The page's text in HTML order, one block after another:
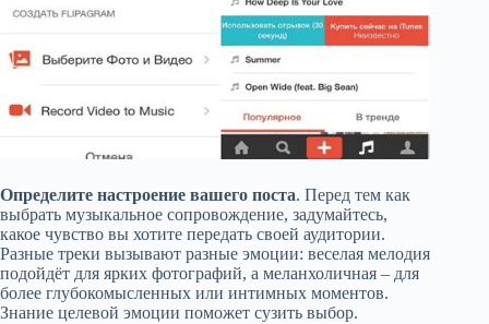
Определите настроение вашего поста. Перед тем как
выбрать музыкальное сопровождение, задумайтесь,
какое чувство вы хотите передать своей аудитории.
Разные треки вызывают разные эмоции: веселая мелодия
подойдёт для ярких фотографий, а меланхоличная – для
более глубокомысленных или интимных моментов.
Знание целевой эмоции поможет сузить выбор.